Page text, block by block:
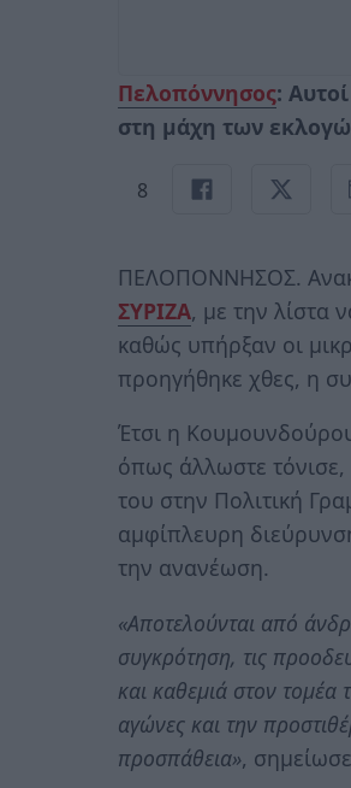
Πελοπόννησος:
στη μάχη των
8
ΠΕΛΟΠΟΝΝΗΣΟΣ.
ΣΥΡΙΖΑ, με την λίστα
καθώς υπήρξαν οι
προηγήθηκε χθες, η
Έτσι η
όπως άλλωστε τόνισε,
του στην Πολιτική
αμφίπλευρη
την ανανέωση.
«Αποτελούνται από
συγκρότηση, τις
και καθεμιά στον τομέα
αγώνες και την
προσπάθεια»,